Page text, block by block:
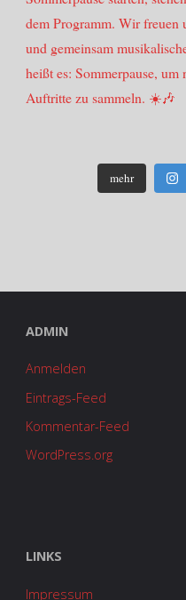
mehr
ADMIN
Anmelden
Eintrags-Feed
Kommentar-Feed
WordPress.org
LINKS
Impressum